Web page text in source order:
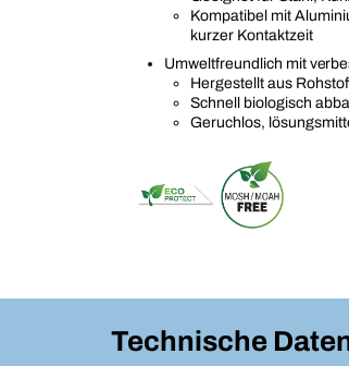
Kompatibel mit
kurzer Kontaktzeit
Umweltfreundlich mit
Hergestellt aus
Schnell biologisch
Geruchlos,
Technische